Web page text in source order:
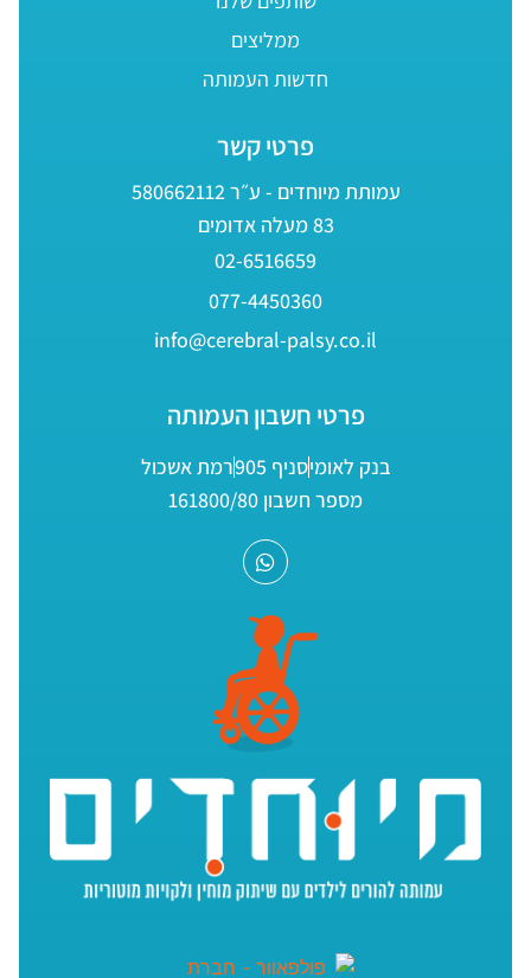
ממליצים
חדשות העמותה
פרטי קשר
עמותת מיוחדים - ע״ר 580662112
83 מעלה אדומים
02-6516659
077-4450360
info@cerebral-palsy.co.il
פרטי חשבון העמותה
בנק לאומיסניף 905
רמת אשכול
מספר חשבון 161800/80